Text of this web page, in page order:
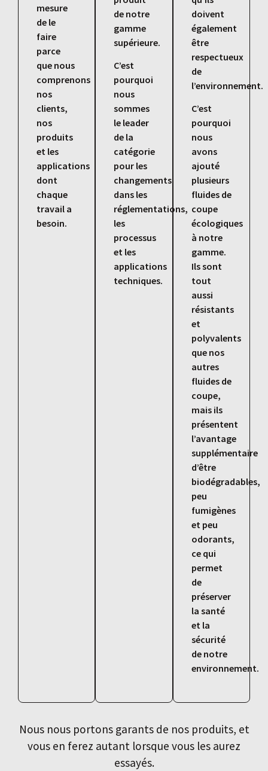
mesure
de le
faire
parce
que nous
comprenons
nos
clients,
nos
produits
et les
applications
dont
chaque
travail a
besoin.
de notre
gamme
supérieure.
C’est
pourquoi
nous
sommes
le leader
de la
catégorie
pour les
changements
dans les
réglementations,
les
processus
et les
applications
techniques.
doivent
également
être
respectueux
de
l’environnement.
C’est
pourquoi
nous
avons
ajouté
plusieurs
fluides de
coupe
écologiques
à notre
gamme.
Ils sont
tout
aussi
résistants
et
polyvalents
que nos
autres
fluides de
coupe,
mais ils
présentent
l’avantage
supplémentaire
d’être
biodégradables,
peu
fumigènes
et peu
odorants,
ce qui
permet
de
préserver
la santé
et la
sécurité
de notre
environnement.
Nous nous portons garants de nos produits, et
vous en ferez autant lorsque vous les aurez
essayés.